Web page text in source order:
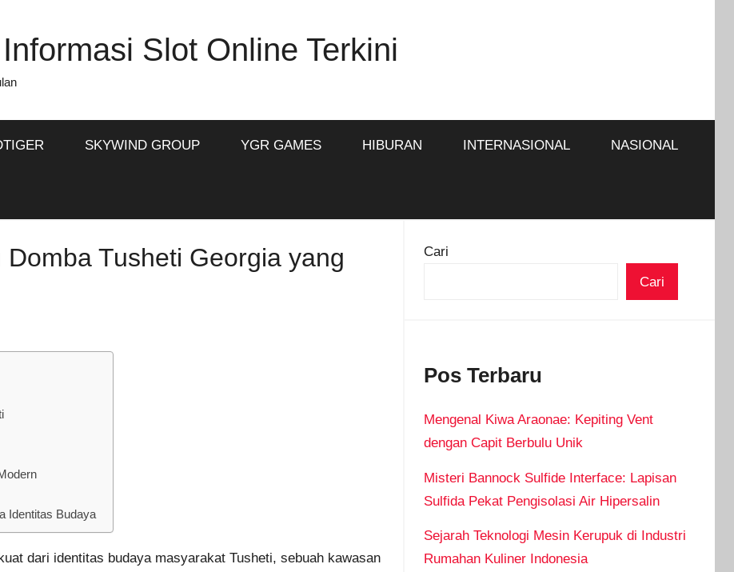
Slot Online Terkini
SKYWIND GROUP YGR GAMES HIBURAN INTERNASIONAL NASIONAL
Tusheti Georgia yang
Identitas Budaya
dari identitas budaya masyarakat Tusheti, sebuah kawasan
Cari
Cari
Pos Terbaru
Mengenal Kiwa Araonae: Kepiting Vent
dengan Capit Berbulu Unik
Misteri Bannock Sulfide Interface: Lapisan
Sulfida Pekat Pengisolasi Air Hipersalin
Sejarah Teknologi Mesin Kerupuk di Industri
Rumahan Kuliner Indonesia